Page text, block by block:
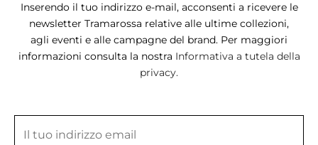
Inserendo il tuo indirizzo e-mail, acconsenti a ricevere le
newsletter Tramarossa relative alle ultime collezioni,
agli eventi e alle campagne del brand. Per maggiori
informazioni consulta la nostra Informativa a tutela della
privacy.